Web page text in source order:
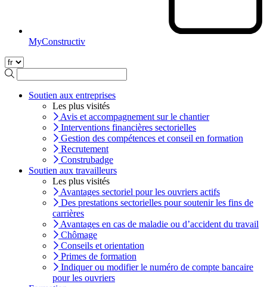
MyConstructiv
Soutien aux entreprises
Les plus visités
Avis et accompagnement sur le chantier
Interventions financières sectorielles
Gestion des compétences et conseil en formation
Recrutement
Construbadge
Soutien aux travailleurs
Les plus visités
Avantages sectoriel pour les ouvriers actifs
Des prestations sectorielles pour soutenir les fins de
carrières
Avantages en cas de maladie ou d’accident du travail
Chômage
Conseils et orientation
Primes de formation
Indiquer ou modifier le numéro de compte bancaire
pour les ouvriers